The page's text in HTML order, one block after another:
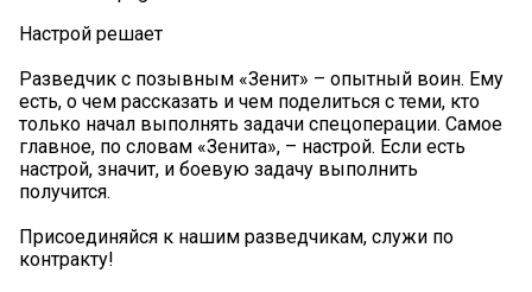
Настрой решает
Разведчик с позывным «Зенит» – опытный воин. Ему
есть, о чем рассказать и чем поделиться с теми, кто
только начал выполнять задачи спецоперации. Самое
главное, по словам «Зенита», – настрой. Если есть
настрой, значит, и боевую задачу выполнить
получится.
Присоединяйся к нашим разведчикам, служи по
контракту!